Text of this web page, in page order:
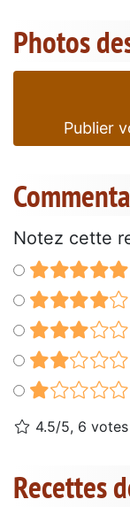
Photos
Publier
Notez cette
4.5/5, 6 votes
Recettes